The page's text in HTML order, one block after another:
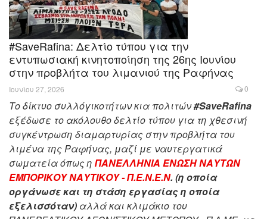
#SaveRafina: Δελτίο τύπου για την
εντυπωσιακή κινητοποίηση της 26ης Ιουνίου
στην προβλήτα του λιμανιού της Ραφήνας
Ιουνίου 27, 2026 0
Το δίκτυο συλλόγικοτήτων κια πολιτών#SaveRafina
εξέδωσε το ακόλουθο δελτίο τύπου για τη χθεσινή
συγκέντρωση διαμαρτυρίας στην προβλήτα του
λιμένα της Ραφήνας, μαζί με ναυτεργατικά
σωματεία όπως η ΠΑΝΕΛΛΗΝΙΑ ΕΝΩΣΗ ΝΑΥΤΩΝ
ΕΜΠΟΡΙΚΟΥ ΝΑΥΤΙΚΟΥ - Π.Ε.Ν.Ε.Ν. (η οποία
οργάνωσε και τη στάση εργασίας η οποία
εξελισσόταν) αλλά και κλιμάκιο του